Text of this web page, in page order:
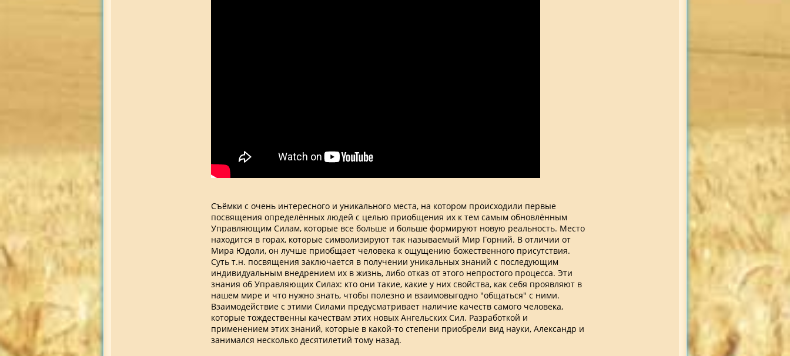
Съёмки с очень интересного и уникального места, на котором происходили первые
посвящения определённых людей с целью приобщения их к тем самым обновлённым
Управляющим Силам, которые все больше и больше формируют новую реальность. Место
находится в горах, которые символизируют так называемый Мир Горний. В отличии от
Мира Юдоли, он лучше приобщает человека к ощущению божественного присутствия.
Суть т.н. посвящения заключается в получении уникальных знаний с последующим
индивидуальным внедрением их в жизнь, либо отказ от этого непростого процесса. Эти
знания об Управляющих Силах: кто они такие, какие у них свойства, как себя проявляют в
нашем мире и что нужно знать, чтобы полезно и взаимовыгодно "общаться" с ними.
Взаимодействие с этими Силами предусматривает наличие качеств самого человека,
которые тождественны качествам этих новых Ангельских Сил. Разработкой и
применением этих знаний, которые в какой-то степени приобрели вид науки, Александр и
занимался несколько десятилетий тому назад.